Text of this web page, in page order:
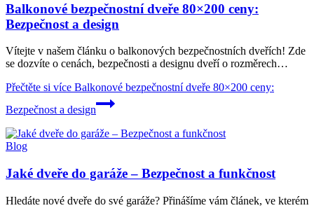
Balkonové bezpečnostní dveře 80×200 ceny:
Bezpečnost a design
Vítejte v našem článku o balkonových bezpečnostních dveřích! Zde
se dozvíte o cenách, bezpečnosti a designu dveří o rozměrech…
Přečtěte si více Balkonové bezpečnostní dveře 80×200 ceny:
Bezpečnost a design
Blog
Jaké dveře do garáže – Bezpečnost a funkčnost
Hledáte nové dveře do své garáže? Přinášíme vám článek, ve kterém